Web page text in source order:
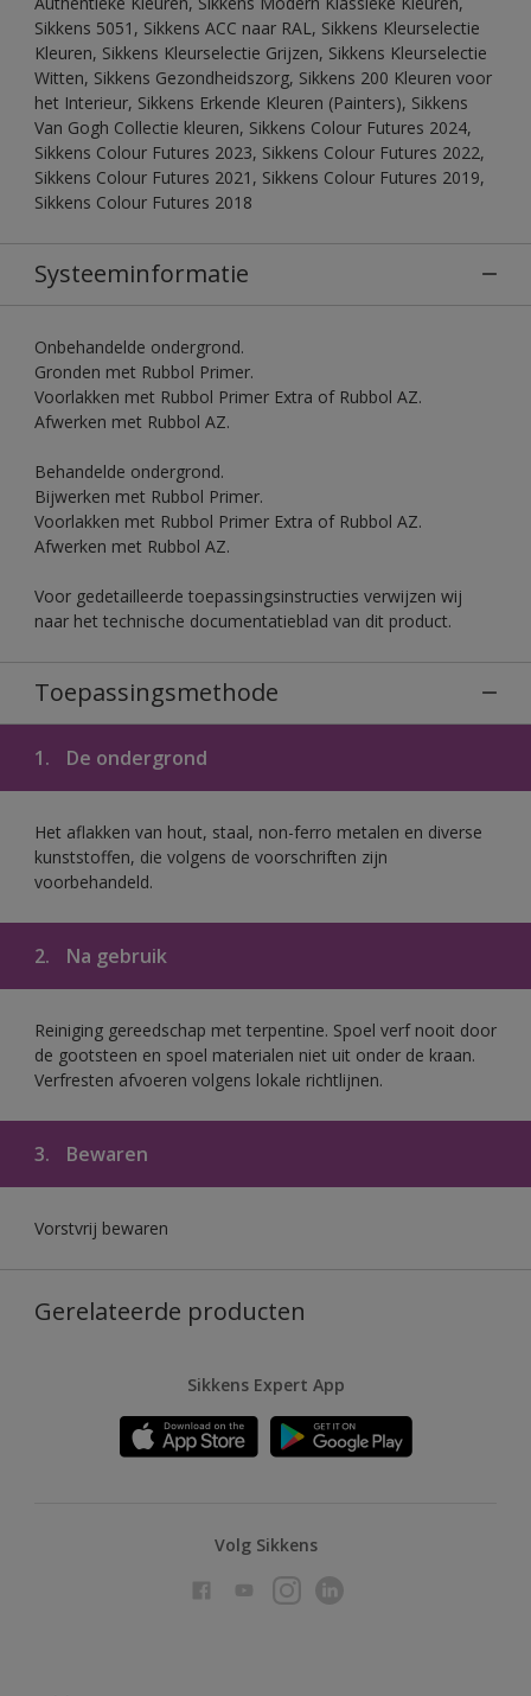
Sikkens 5051, Sikkens ACC naar RAL, Sikkens Kleurselectie
Kleuren, Sikkens Kleurselectie Grijzen, Sikkens Kleurselectie
Witten, Sikkens Gezondheidszorg, Sikkens 200 Kleuren voor
het Interieur, Sikkens Erkende Kleuren (Painters), Sikkens
Van Gogh Collectie kleuren, Sikkens Colour Futures 2024,
Sikkens Colour Futures 2023, Sikkens Colour Futures 2022,
Sikkens Colour Futures 2021, Sikkens Colour Futures 2019,
Sikkens Colour Futures 2018
Systeeminformatie
Onbehandelde ondergrond.
Gronden met Rubbol Primer.
Voorlakken met Rubbol Primer Extra of Rubbol AZ.
Afwerken met Rubbol AZ.
Behandelde ondergrond.
Bijwerken met Rubbol Primer.
Voorlakken met Rubbol Primer Extra of Rubbol AZ.
Afwerken met Rubbol AZ.
Voor gedetailleerde toepassingsinstructies verwijzen wij
naar het technische documentatieblad van dit product.
Toepassingsmethode
1. De ondergrond
Het aflakken van hout, staal, non-ferro metalen en diverse
kunststoffen, die volgens de voorschriften zijn
voorbehandeld.
2. Na gebruik
Reiniging gereedschap met terpentine. Spoel verf nooit door
de gootsteen en spoel materialen niet uit onder de kraan.
Verfresten afvoeren volgens lokale richtlijnen.
3. Bewaren
Vorstvrij bewaren
Gerelateerde producten
Sikkens Expert App
Volg Sikkens